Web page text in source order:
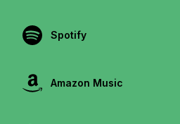
Spotify
Amazon Music